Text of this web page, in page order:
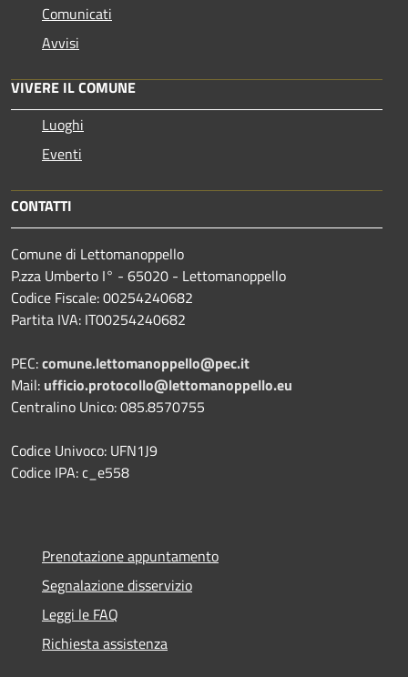
Comunicati
Avvisi
VIVERE IL COMUNE
Luoghi
Eventi
CONTATTI
Comune di Lettomanoppello
P.zza Umberto I° - 65020 - Lettomanoppello
Codice Fiscale: 00254240682
Partita IVA: IT00254240682
PEC:comune.lettomanoppello@pec.it
Mail: ufficio.protocollo@lettomanoppello.eu
Centralino Unico: 085.8570755
Codice Univoco: UFN1J9
Codice IPA: c_e558
Prenotazione appuntamento
Segnalazione disservizio
Leggi le FAQ
Richiesta assistenza